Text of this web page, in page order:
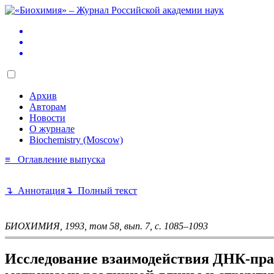
Архив
Авторам
Новости
О журнале
Biochemistry (Moscow)
≡ Оглавление выпуска
↴ Аннотация↴ Полный текст
БИОХИМИЯ, 1993, том 58, вып. 7, с. 1085–1093
Исследование взаимодействия ДНК-